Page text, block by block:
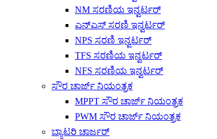
NM ಸರಣಿಯ ಇನ್ವರ್ಟರ್
ಎನ್ಎಸ್ ಸರಣಿ ಇನ್ವರ್ಟರ್
NPS ಸರಣಿ ಇನ್ವರ್ಟರ್
TFS ಸರಣಿಯ ಇನ್ವರ್ಟರ್
NFS ಸರಣಿಯ ಇನ್ವರ್ಟರ್
ಸೌರ ಚಾರ್ಜ್ ನಿಯಂತ್ರಕ
MPPT ಸೌರ ಚಾರ್ಜ್ ನಿಯಂತ್ರಕ
PWM ಸೌರ ಚಾರ್ಜ್ ನಿಯಂತ್ರಕ
ಬ್ಯಾಟರಿ ಚಾರ್ಜರ್